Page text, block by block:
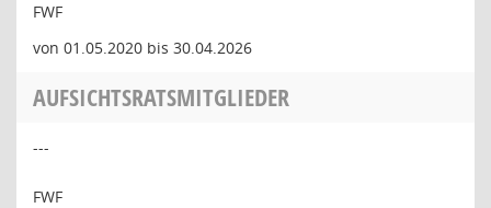
FWF
von 01.05.2020 bis 30.04.2026
AUFSICHTSRATSMITGLIEDER
---
FWF